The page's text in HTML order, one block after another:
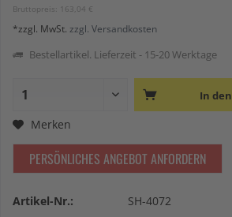
Bruttopreis: 163,04 €
*zzgl. MwSt. zzgl. Versandkosten
Bestellartikel. Lieferzeit - 15-20 Werktage
In den
Merken
PERSÖNLICHES ANGEBOT ANFORDERN
Artikel-Nr.: SH-4072